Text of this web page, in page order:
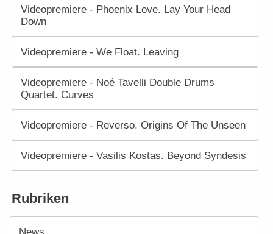
Videopremiere - Phoenix Love. Lay Your Head
Down
Videopremiere - We Float. Leaving
Videopremiere - Noé Tavelli Double Drums
Quartet. Curves
Videopremiere - Reverso. Origins Of The Unseen
Videopremiere - Vasilis Kostas. Beyond Syndesis
Rubriken